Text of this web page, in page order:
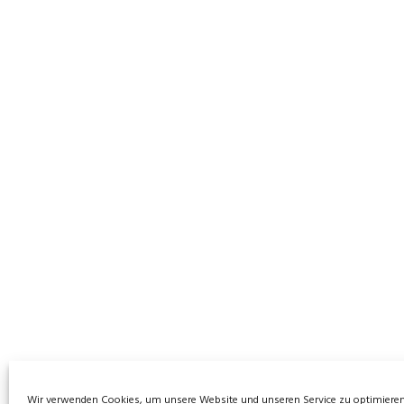
Wir verwenden Cookies, um unsere Website und unseren Service zu